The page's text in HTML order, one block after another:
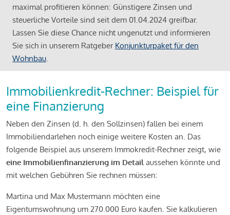
maximal profitieren können: Günstigere Zinsen und
steuerliche Vorteile sind seit dem 01.04.2024 greifbar.
Lassen Sie diese Chance nicht ungenutzt und informieren
Sie sich in unserem Ratgeber Konjunkturpaket für den
Wohnbau.
Immobilienkredit-Rechner: Beispiel für
eine Finanzierung
Neben den Zinsen (d. h. den Sollzinsen) fallen bei einem
Immobiliendarlehen noch einige weitere Kosten an. Das
folgende Beispiel aus unserem Immokredit-Rechner zeigt, wie
eine Immobilienfinanzierung im Detail aussehen könnte und
mit welchen Gebühren Sie rechnen müssen:
Martina und Max Mustermann möchten eine
Eigentumswohnung um 270.000 Euro kaufen. Sie kalkulieren